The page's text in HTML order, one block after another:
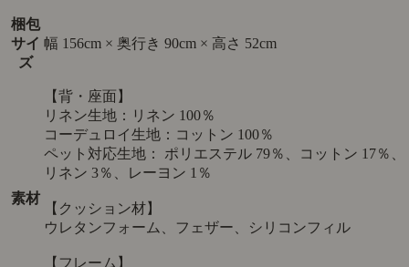
梱包
サイ
ズ
幅 156cm × 奥行き 90cm × 高さ 52cm
素材
【背・座面】
リネン生地：リネン 100％
コーデュロイ生地：コットン 100％
ペット対応生地： ポリエステル 79％、コットン 17％、
リネン 3％、レーヨン 1％
【クッション材】
ウレタンフォーム、フェザー、シリコンフィル
【フレーム】